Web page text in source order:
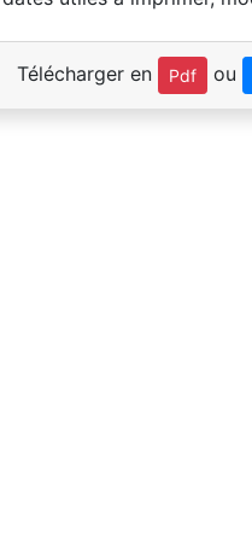
Télécharger en Pdf ou